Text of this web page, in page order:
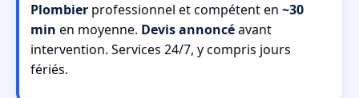
Plombier professionnel et compétent en ~30
min en moyenne. Devis annoncéavant
intervention. Services 24/7, y compris jours
fériés.